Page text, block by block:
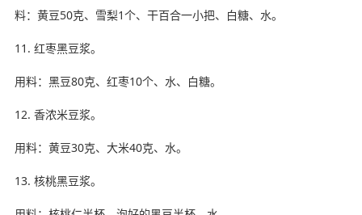
料：黄豆50克、雪梨1个、干百合一小把、白糖、水。
11. 红枣黑豆浆。
用料：黑豆80克、红枣10个、水、白糖。
12. 香浓米豆浆。
用料：黄豆30克、大米40克、水。
13. 核桃黑豆浆。